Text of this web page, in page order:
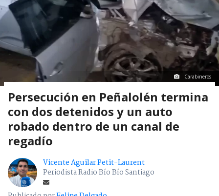
Carabineros
Persecución en Peñalolén termina
con dos detenidos y un auto
robado dentro de un canal de
regadío
Vicente Aguilar Petit-Laurent
Periodista Radio Bío Bío Santiago